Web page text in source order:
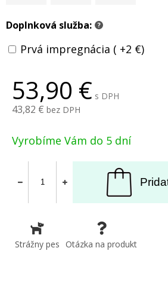
53,90 s DPH
43,82 bez DPH
Vyrobíme Vám do 5 dní
Strážny pes Otázka na produkt
Doplnková služba: ?
Prvá impregnácia ( +2 €)